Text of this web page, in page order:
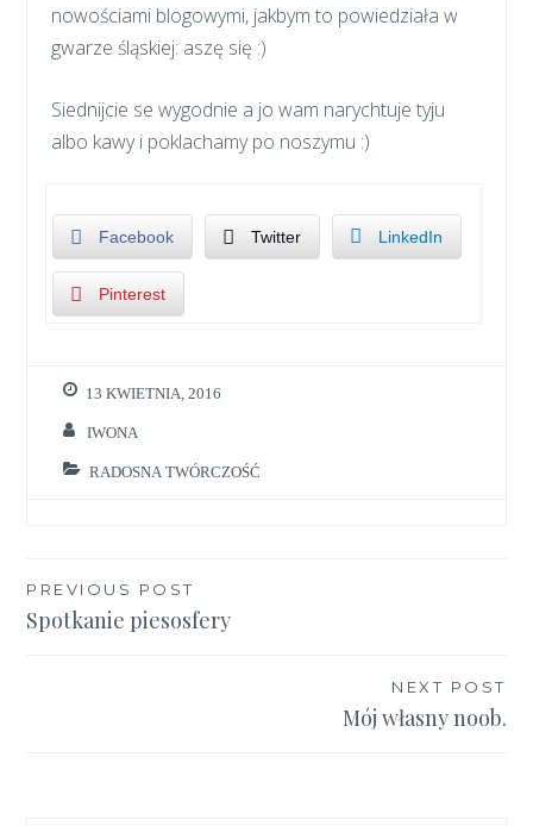
nowościami blogowymi, jakbym to powiedziała w
gwarze śląskiej: aszę się :)
Siednijcie se wygodnie a jo wam narychtuje tyju
albo kawy i poklachamy po noszymu :)
Facebook Twitter LinkedIn
Pinterest
13 KWIETNIA, 2016
IWONA
RADOSNA TWÓRCZOŚĆ
Nawigacja
wpisu
PREVIOUS POST
Spotkanie piesosfery
NEXT POST
Mój własny noob.